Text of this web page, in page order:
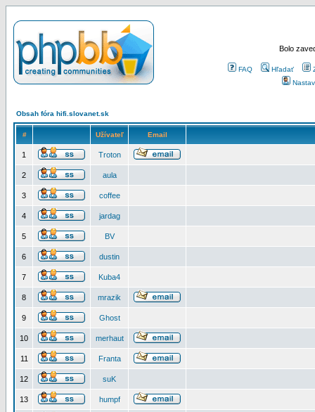
Bolo
FAQ Hľadať
Obsah fóra hifi.slovanet.sk
# Užívateľ Email
1 Troton
2 aula
3 coffee
4 jardag
5 BV
6 dustin
7 Kuba4
8 mrazik
9 Ghost
10 merhaut
11 Franta
12 suK
13 humpf